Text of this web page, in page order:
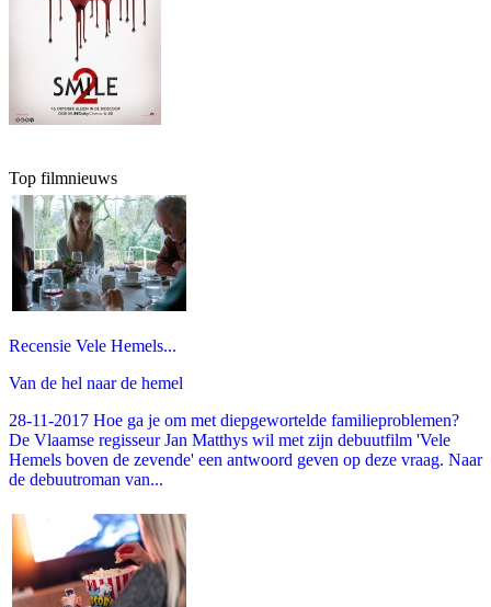
Top filmnieuws
Recensie Vele Hemels...
Van de hel naar de hemel
28-11-2017 Hoe ga je om met diepgewortelde familieproblemen?
De Vlaamse regisseur Jan Matthys wil met zijn debuutfilm 'Vele
Hemels boven de zevende' een antwoord geven op deze vraag. Naar
de debuutroman van...